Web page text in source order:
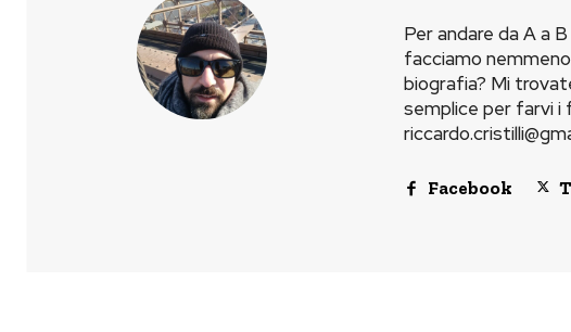
Per andare da A a
facciamo
biografia? Mi
semplice per farvi i
Facebook